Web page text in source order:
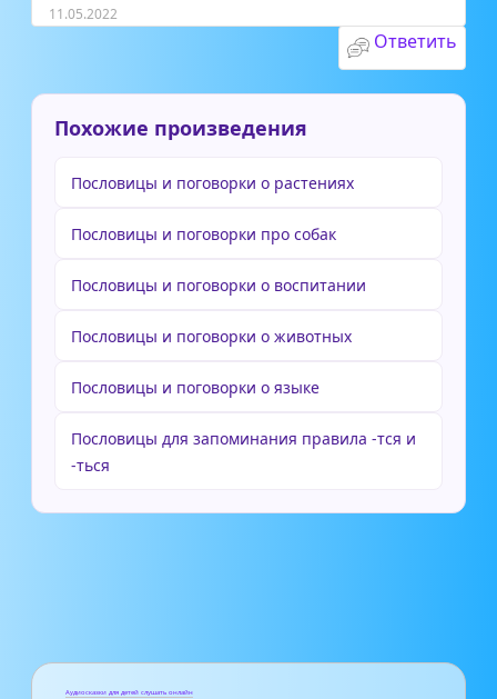
11.05.2022
Ответить
Похожие произведения
Пословицы и поговорки о растениях
Пословицы и поговорки про собак
Пословицы и поговорки о воспитании
Пословицы и поговорки о животных
Пословицы и поговорки о языке
Пословицы для запоминания правила -тся и
-ться
Аудиосказки для детей слушать онлайн